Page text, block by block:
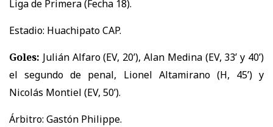
Liga de Primera (Fecha 18).
Estadio: Huachipato CAP.
Goles: Julián Alfaro (EV, 20’), Alan Medina (EV, 33’ y 40’)
el segundo de penal, Lionel Altamirano (H, 45’) y
Nicolás Montiel (EV, 50’).
Árbitro: Gastón Philippe.